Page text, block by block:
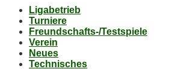
Li­ga­be­trieb
Tur­nie­re
Freund­schafts-/Test­spie­le
Ver­ein
Neu­es
Tech­ni­sches